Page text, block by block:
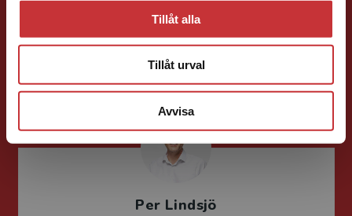
Tillåt alla
Tillåt urval
Avvisa
lättläst
Engelska Gy
046-31 22 35
Per Lindsjö